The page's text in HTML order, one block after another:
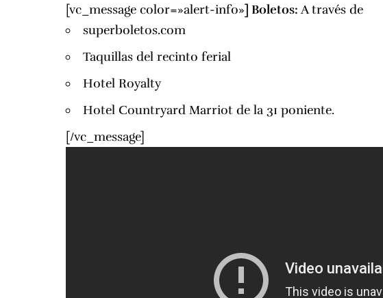
[vc_message color=»alert-info»]Boletos:A través de
superboletos.com
Taquillas del recinto ferial
Hotel Royalty
Hotel Countryard Marriot de la 31 poniente.
[/vc_message]